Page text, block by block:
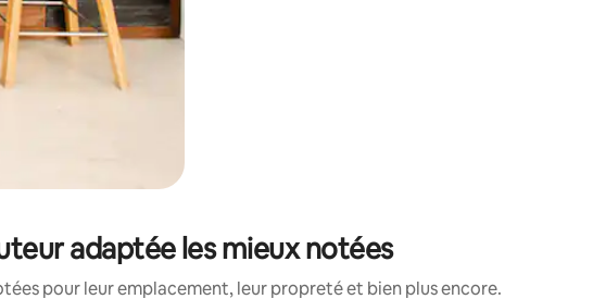
adaptée les mieux notées
pour leur emplacement, leur propreté et bien plus encore.